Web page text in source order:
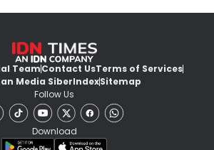
TeamContact UsTerms of Services
Media SiberIndexSitemap
Follow Us
Download